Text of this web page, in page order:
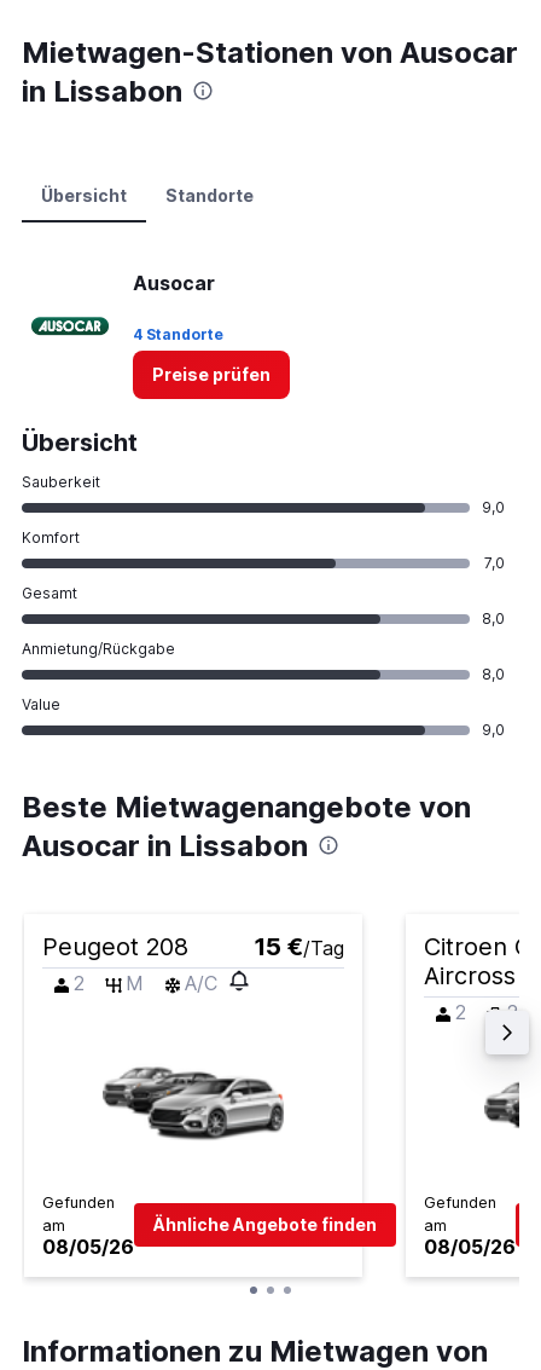
0
to
45.
Mietwagen-Stationen von Ausocar
in Lissabon
Übersicht Standorte
Ausocar
4 Standorte
Preise prüfen
Übersicht
Sauberkeit
9,0
Komfort
7,0
Gesamt
8,0
Anmietung/Rückgabe
8,0
Value
9,0
Beste Mietwagenangebote von
Ausocar in Lissabon
Peugeot 208 15 €/Tag
2
M A/C
Gefunden
am
08/05/26
Ähnliche Angebote finden
Citroen
Aircross
2 2
Gefunden
am
08/05/26
Informationen zu Mietwagen von